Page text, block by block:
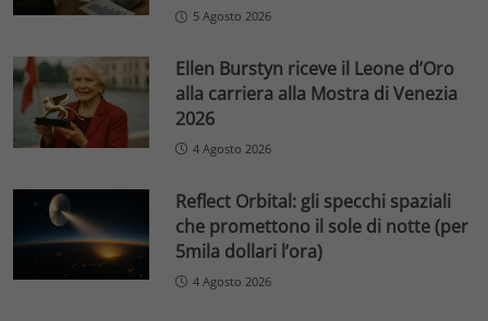
5 Agosto 2026
Ellen Burstyn riceve il Leone d’Oro
alla carriera alla Mostra di Venezia
2026
4 Agosto 2026
Reflect Orbital: gli specchi spaziali
che promettono il sole di notte (per
5mila dollari l’ora)
4 Agosto 2026